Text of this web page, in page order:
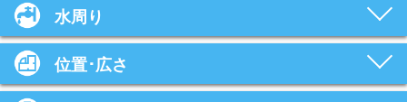
水周り
位置･広さ